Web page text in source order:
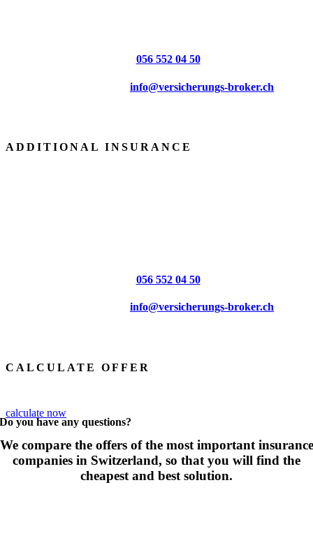
056 552 04 50)
info@versicherungs-broker.ch
ADDITIONAL INSURANCE
056 552 04 50)
info@versicherungs-broker.ch
CALCULATE OFFER
calculate now
Do you have any questions?
We compare the offers of the most important insurance
companies in Switzerland, so that you will find the
cheapest and best solution.